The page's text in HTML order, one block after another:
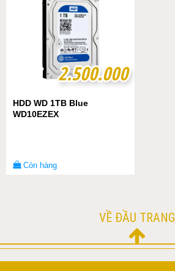
2.500.000
2.500.000
HDD WD 1TB Blue
WD10EZEX
Còn hàng
VỀ ĐẦU TRANG